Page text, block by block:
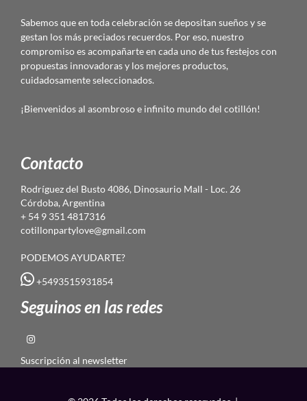
Sabemos que en toda celebración se depositan sueños y se
gestan los más preciados recuerdos. Por eso, nuestro
compromiso es acompañarte en cada uno de tus festejos con
propuestas innovadoras y los mejores productos,
cuidadosamente seleccionados.
¡Bienvenidos al asombroso e infinito mundo del cotillón!
Contacto
Rodríguez del Busto 4086, Dinosaurio Mall - Loc. 26
Córdoba, Argentina
+ 54 9 351 4817316
cotillonpartylove@gmail.com
PODEMOS AYUDARTE?
+5493515931854
Seguinos en las redes
Suscripción al newsletter